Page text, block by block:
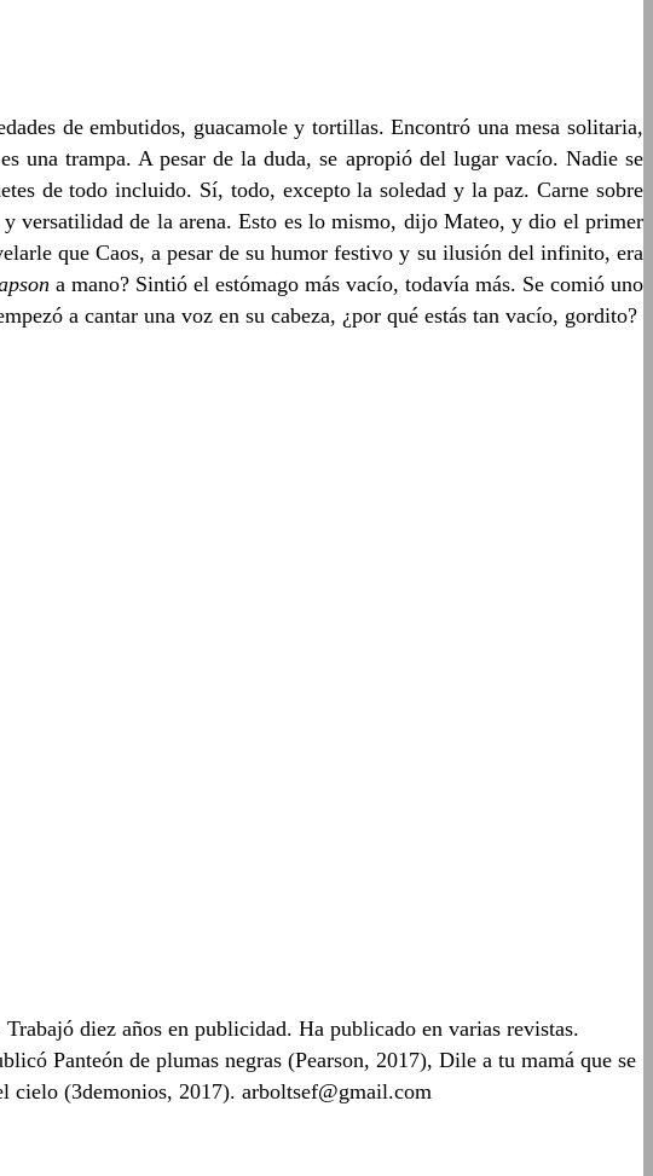
de embutidos, guacamole y tortillas. Encontró una mesa solitaria,
una trampa. A pesar de la duda, se apropió del lugar vacío. Nadie se
de todo incluido. Sí, todo, excepto la soledad y la paz. Carne sobre
versatilidad de la arena. Esto es lo mismo, dijo Mateo, y dio el primer
que Caos, a pesar de su humor festivo y su ilusión del infinito, era
a mano? Sintió el estómago más vacío, todavía más. Se comió uno
a cantar una voz en su cabeza, ¿por qué estás tan vacío, gordito?
diez años en publicidad. Ha publicado en varias revistas.
Panteón de plumas negras (Pearson, 2017), Dile a tu mamá que se
cielo (3demonios, 2017). arboltsef@gmail.com